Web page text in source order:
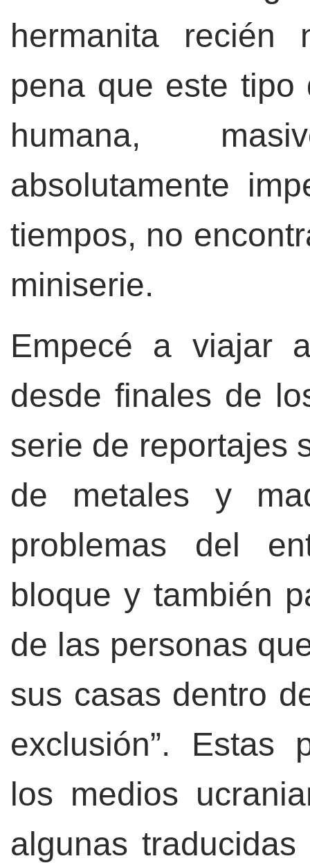
hermanita recién
pena que este tipo
humana,
absolutamente
tiempos, no
miniserie.
Empecé a viajar
desde finales de
serie de reportajes
de metales y
problemas del
bloque y también
de las personas
sus casas dentro
exclusión”. Estas
los medios
algunas